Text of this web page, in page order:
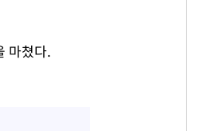
마쳤다.